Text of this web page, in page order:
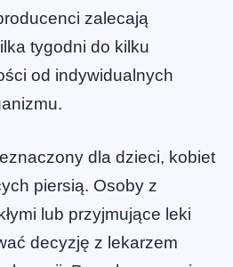
zalecają
tygodni do kilku
od indywidualnych
dla dzieci, kobiet
piersią. Osoby z
lub przyjmujące leki
decyzję z lekarzem